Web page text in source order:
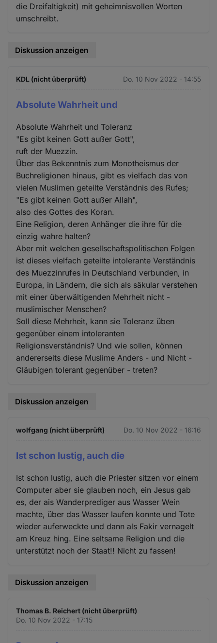
die Dreifaltigkeit) mit geheimnisvollen Worten
umschreibt.
Diskussion anzeigen
KDL (nicht überprüft) Do. 10 Nov 2022 - 14:55
Absolute Wahrheit und
Absolute Wahrheit und Toleranz
"Es gibt keinen Gott außer Gott",
ruft der Muezzin.
Über das Bekenntnis zum Monotheismus der
Buchreligionen hinaus, gibt es vielfach das von
vielen Muslimen geteilte Verständnis des Rufes;
"Es gibt keinen Gott außer Allah",
also des Gottes des Koran.
Eine Religion, deren Anhänger die ihre für die
einzig wahre halten?
Aber mit welchen gesellschaftspolitischen Folgen
ist dieses vielfach geteilte intolerante Verständnis
des Muezzinrufes in Deutschland verbunden, in
Europa, in Ländern, die sich als säkular verstehen
mit einer überwältigenden Mehrheit nicht -
muslimischer Menschen?
Soll diese Mehrheit, kann sie Toleranz üben
gegenüber einem intoleranten
Religionsverständnis? Und wie sollen, können
andererseits diese Muslime Anders - und Nicht -
Gläubigen tolerant gegenüber - treten?
Diskussion anzeigen
wolfgang (nicht überprüft) Do. 10 Nov 2022 - 16:16
Ist schon lustig, auch die
Ist schon lustig, auch die Priester sitzen vor einem
Computer aber sie glauben noch, ein Jesus gab
es, der ais Wanderprediger aus Wasser Wein
machte, über das Wasser laufen konnte und Tote
wieder auferweckte und dann als Fakir vernagelt
am Kreuz hing. Eine seltsame Religion und die
unterstützt noch der Staat!! Nicht zu fassen!
Diskussion anzeigen
Thomas B. Reichert (nicht überprüft)
Do. 10 Nov 2022 - 17:15